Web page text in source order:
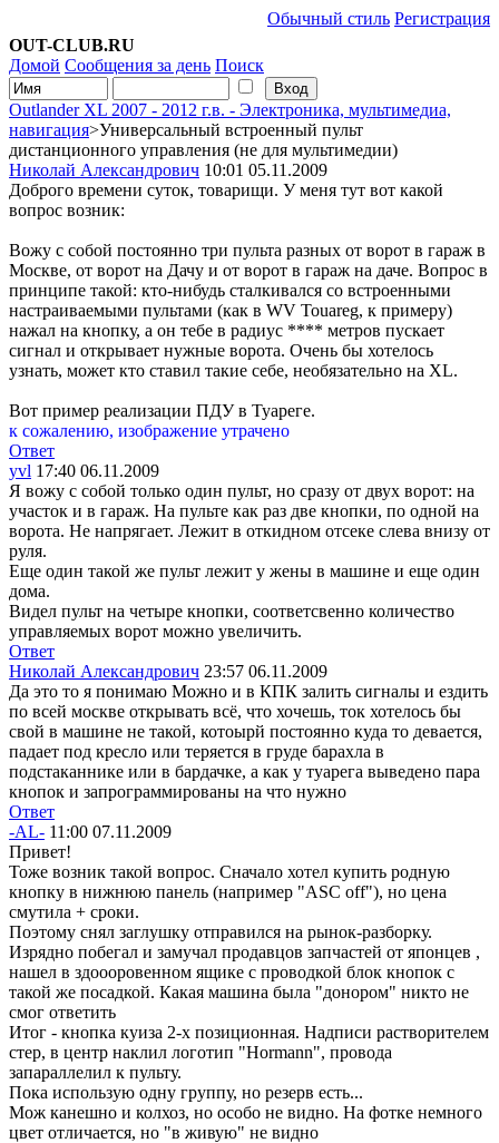
Обычный стиль Регистрация
OUT-CLUB.RU
Домой Сообщения за день Поиск
Outlander XL 2007 - 2012 г.в. - Электроника, мультимедиа,
навигация>Универсальный встроенный пульт
дистанционного управления (не для мультимедии)
Николай Александрович 10:01 05.11.2009
Доброго времени суток, товарищи. У меня тут вот какой
вопрос возник:
Вожу с собой постоянно три пульта разных от ворот в гараж в
Москве, от ворот на Дачу и от ворот в гараж на даче. Вопрос в
принципе такой: кто-нибудь сталкивался со встроенными
настраиваемыми пультами (как в WV Touareg, к примеру)
нажал на кнопку, а он тебе в радиус **** метров пускает
сигнал и открывает нужные ворота. Очень бы хотелось
узнать, может кто ставил такие себе, необязательно на XL.
Вот пример реализации ПДУ в Туареге.
к сожалению, изображение утрачено
Ответ
yvl 17:40 06.11.2009
Я вожу с собой только один пульт, но сразу от двух ворот: на
участок и в гараж. На пульте как раз две кнопки, по одной на
ворота. Не напрягает. Лежит в откидном отсеке слева внизу от
руля.
Еще один такой же пульт лежит у жены в машине и еще один
дома.
Видел пульт на четыре кнопки, соответсвенно количество
управляемых ворот можно увеличить.
Ответ
Николай Александрович 23:57 06.11.2009
Да это то я понимаю Можно и в КПК залить сигналы и ездить
по всей москве открывать всё, что хочешь, ток хотелось бы
свой в машине не такой, котоырй постоянно куда то девается,
падает под кресло или теряется в груде барахла в
подстаканнике или в бардачке, а как у туарега выведено пара
кнопок и запрограммированы на что нужно
Ответ
-AL- 11:00 07.11.2009
Привет!
Тоже возник такой вопрос. Сначало хотел купить родную
кнопку в нижнюю панель (например "ASC off"), но цена
смутила + сроки.
Поэтому снял заглушку отправился на рынок-разборку.
Изрядно побегал и замучал продавцов запчастей от японцев ,
нашел в здоооровенном ящике с проводкой блок кнопок с
такой же посадкой. Какая машина была "донором" никто не
смог ответить
Итог - кнопка куиза 2-х позиционная. Надписи растворителем
стер, в центр наклил логотип "Hormann", провода
запараллелил к пульту.
Пока использую одну группу, но резерв есть...
Мож канешно и колхоз, но особо не видно. На фотке немного
цвет отличается, но "в живую" не видно